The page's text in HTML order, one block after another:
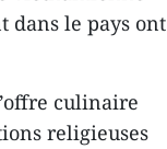
dans le pays ont
culinaire
religieuses